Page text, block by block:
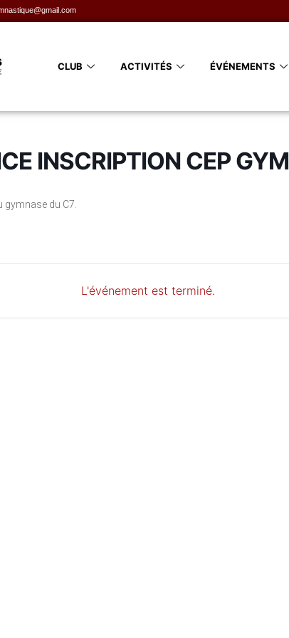
CLUB ACTIVITÉS ÉVÉNEMENTS
INSCRIPTION CEP GYM
gymnase du C7.
L'événement est terminé.